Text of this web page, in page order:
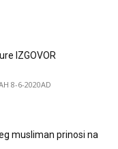
IZGOVOR
8-6-2020AD
musliman prinosi na